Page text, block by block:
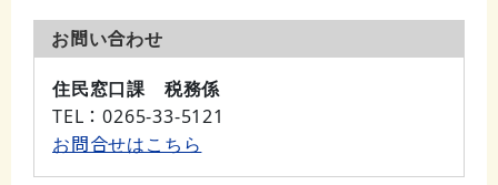
お問い合わせ
住民窓口課 税務係
TEL ：0265-33-5121
お問合せはこちら